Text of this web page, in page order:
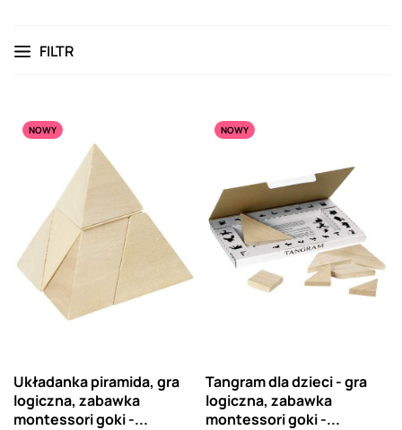
FILTR
NOWY
Układanka piramida, gra
logiczna, zabawka
montessori goki -...
NOWY
Tangram dla dzieci - gra
logiczna, zabawka
montessori goki -...